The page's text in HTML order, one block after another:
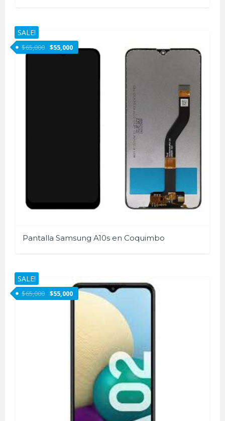
SALE!
Pantalla Samsung A10s en Coquimbo
$65,000 $55,000
SALE!
$65,000 $55,000